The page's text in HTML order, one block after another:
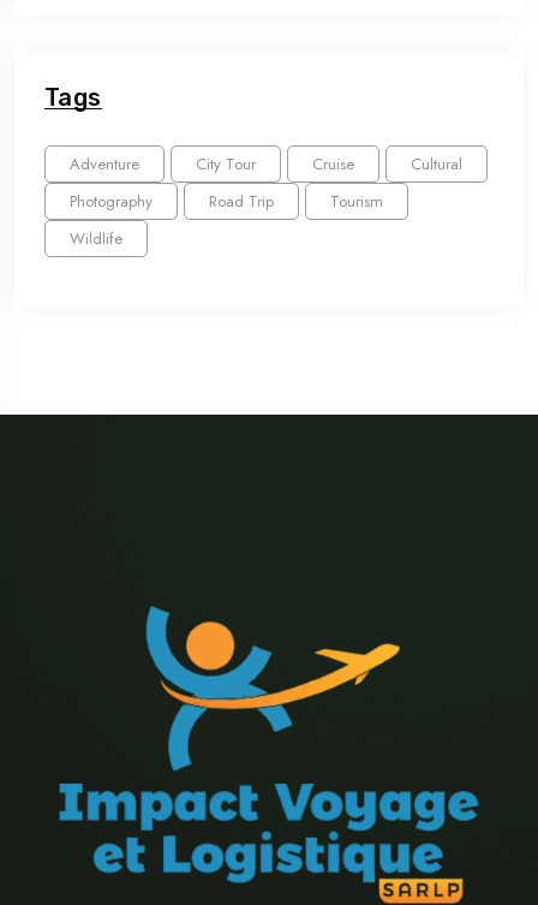
Tags
Adventure City Tour Cruise
Cultural
Photography
Road Trip
Tourism
Wildlife